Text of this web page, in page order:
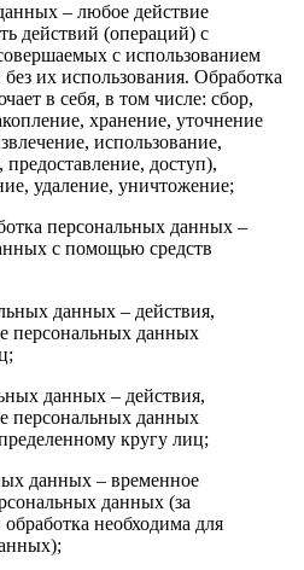
– любое действие
действий (операций) с
с использованием
их использования. Обработка
в себя, в том числе: сбор,
хранение, уточнение
использование,
предоставление, доступ),
удаление, уничтожение;
персональных данных –
с помощью средств
данных – действия,
персональных данных
данных – действия,
персональных данных
кругу лиц;
данных – временное
данных (за
необходима для